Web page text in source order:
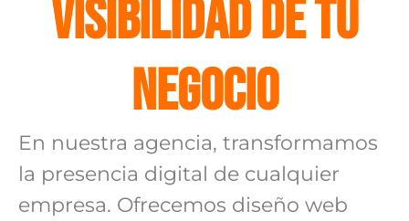
Visibilidad de tu
Negocio
En nuestra agencia, transformamos
la presencia digital de cualquier
empresa. Ofrecemos diseño web